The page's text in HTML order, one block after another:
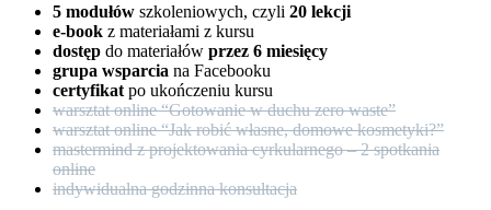
5 modułów szkoleniowych, czyli 20 lekcji
e-book z materiałami z kursu
dostęp do materiałów przez 6 miesięcy
grupa wsparcia na Facebooku
certyfikat po ukończeniu kursu
warsztat online “Gotowanie w duchu zero waste”
warsztat online “Jak robić własne, domowe kosmetyki?”
mastermind z projektowania cyrkularnego – 2 spotkania
online
indywidualna godzinna konsultacja